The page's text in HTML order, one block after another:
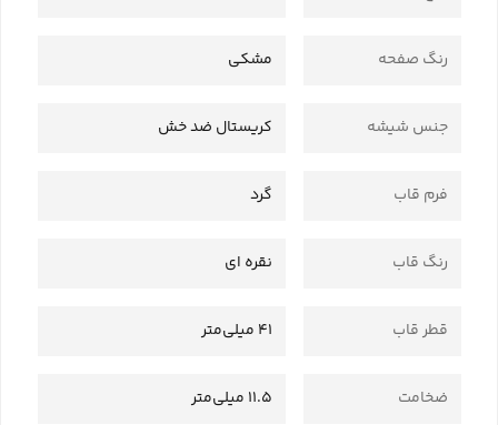
رنگ صفحه مشکی
جنس شیشه کریستال ضد خش
فرم قاب گرد
رنگ قاب نقره ای
قطر قاب 41 میلی‌متر
ضخامت 11.5 میلی‌متر